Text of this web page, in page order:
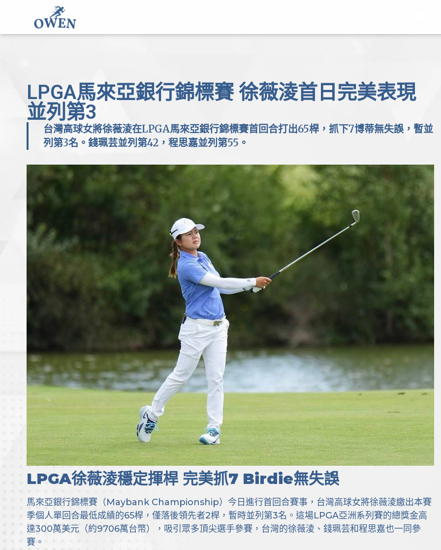
LPGA馬來亞銀行錦標賽 徐薇淩首日完美表現
並列第3
台灣高球女將徐薇淩在LPGA馬來亞銀行錦標賽首回合打出65桿，抓下7博蒂無失誤，暫並
列第3名。錢珮芸並列第42，程思嘉並列第55。
LPGA徐薇淩穩定揮桿 完美抓7 Birdie無失誤
馬來亞銀行錦標賽（Maybank Championship）今日進行首回合賽事，台灣高球女將徐薇淩繳出本賽
季個人單回合最低成績的65桿，僅落後領先者2桿，暫時並列第3名。這場LPGA亞洲系列賽的總獎金高
達300萬美元（約9706萬台幣），吸引眾多頂尖選手參賽，台灣的徐薇淩、錢珮芸和程思嘉也一同參
賽。